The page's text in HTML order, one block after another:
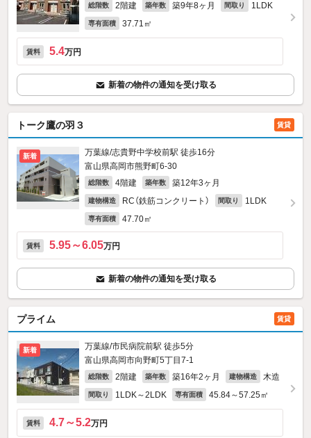
総階数 2階建 築年数 築9年8ヶ月 間取り 1LDK
専有面積 37.71㎡
賃料 5.4万円
新着の物件の通知を受け取る
トーク鷹の羽３ 賃貸
新着
万葉線/志貴野中学校前駅 徒歩16分
富山県高岡市熊野町6-30
総階数 4階建 築年数 築12年3ヶ月
建物構造 RC（鉄筋コンクリート） 間取り 1LDK
専有面積 47.70㎡
賃料 5.95～6.05万円
新着の物件の通知を受け取る
プライム 賃貸
新着
万葉線/市民病院前駅 徒歩5分
富山県高岡市向野町5丁目7‐1
総階数 2階建 築年数 築16年2ヶ月 建物構造 木造
間取り 1LDK～2LDK 専有面積 45.84～57.25㎡
賃料 4.7～5.2万円